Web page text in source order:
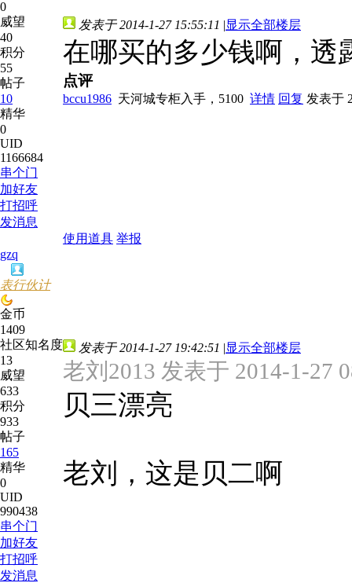
0
威望
40
积分
55
帖子
10
精华
0
UID
1166684
串个门
加好友
打招呼
发消息
发表于 2014-1-27 15:55:11 |显示全部楼层
在哪买的多少钱啊，透
点评
bccu1986 天河城专柜入手，5100 详情 回复 发表于
使用道具 举报
gzq
表行伙计
金币
1409
社区知名度
13
威望
633
积分
933
帖子
165
精华
0
UID
990438
串个门
加好友
打招呼
发消息
发表于 2014-1-27 19:42:51 |显示全部楼层
老刘2013 发表于 2014-1-27
贝三漂亮
老刘，这是贝二啊